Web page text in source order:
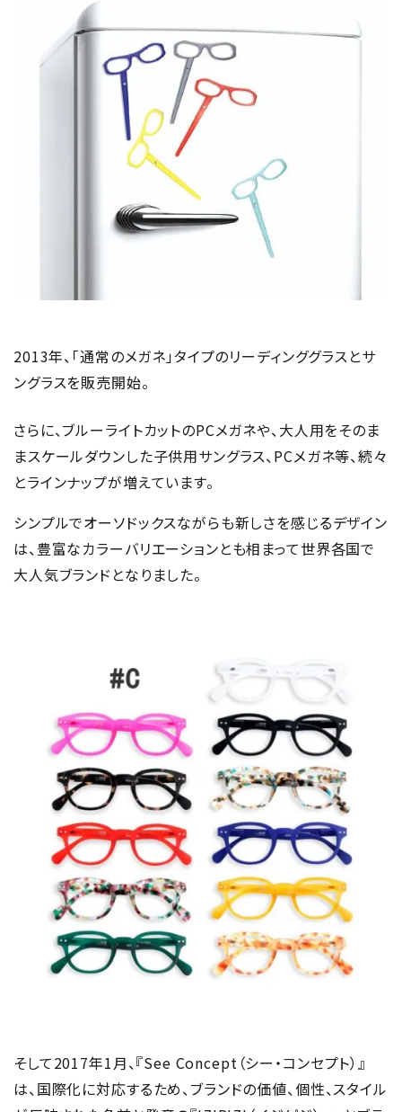
2013年、「通常のメガネ」タイプのリーディンググラスとサ
ングラスを販売開始。
さらに、ブルーライトカットのPCメガネや、大人用をそのま
まスケールダウンした子供用サングラス、PCメガネ等、続々
とラインナップが増えています。
シンプルでオーソドックスながらも新しさを感じるデザイン
は、豊富なカラーバリエーションとも相まって世界各国で
大人気ブランドとなりました。
そして2017年1月、『See Concept（シー・コンセプト）』
は、国際化に対応するため、ブランドの価値、個性、スタイル